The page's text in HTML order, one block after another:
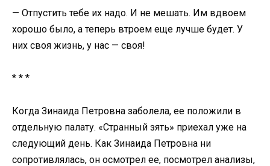
— Отпустить тебе их надо. И не мешать. Им вдвоем
хорошо было, а теперь втроем еще лучше будет. У
них своя жизнь, у нас — своя!
* * *
Когда Зинаида Петровна заболела, ее положили в
отдельную палату. «Странный зять» приехал уже на
следующий день. Как Зинаида Петровна ни
сопротивлялась, он осмотрел ее, посмотрел анализы,